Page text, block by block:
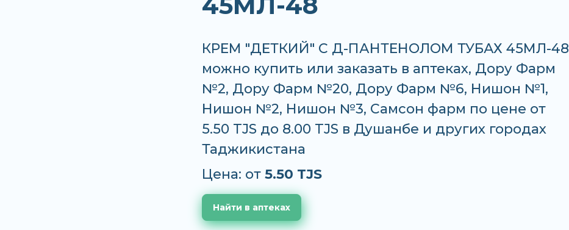
КРЕМ "ДЕТКИЙ" С Д-ПАНТЕНОЛОМ ТУБАХ 45МЛ-48
можно купить или заказать в аптеках, Дору Фарм
№2, Дору Фарм №20, Дору Фарм №6, Нишон №1,
Нишон №2, Нишон №3, Самсон фарм по цене от
5.50 TJS до 8.00 TJS в Душанбе и других городах
Таджикистана
Цена: от 5.50 TJS
Найти в аптеках